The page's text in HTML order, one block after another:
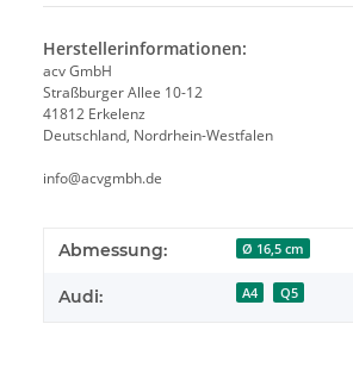
Herstellerinformationen:
acv GmbH
Straßburger Allee 10-12
41812 Erkelenz
Deutschland, Nordrhein-Westfalen
info@acvgmbh.de
Abmessung: Ø 16,5 cm
Audi: A4 Q5